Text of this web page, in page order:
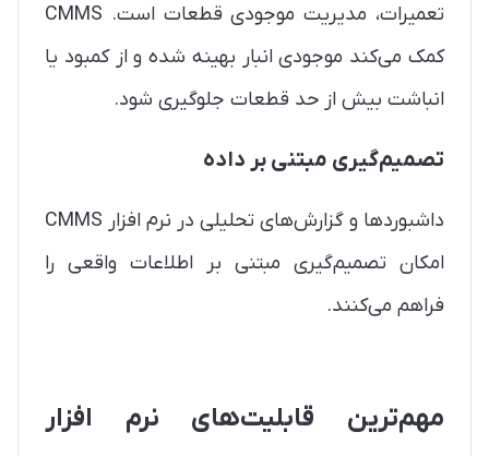
تعمیرات، مدیریت موجودی قطعات است. CMMS
کمک می‌کند موجودی انبار بهینه شده و از کمبود یا
انباشت بیش از حد قطعات جلوگیری شود.
تصمیم‌گیری مبتنی بر داده
داشبوردها و گزارش‌های تحلیلی در نرم افزار CMMS
امکان تصمیم‌گیری مبتنی بر اطلاعات واقعی را
فراهم می‌کنند.
مهم‌ترین قابلیت‌های نرم افزار